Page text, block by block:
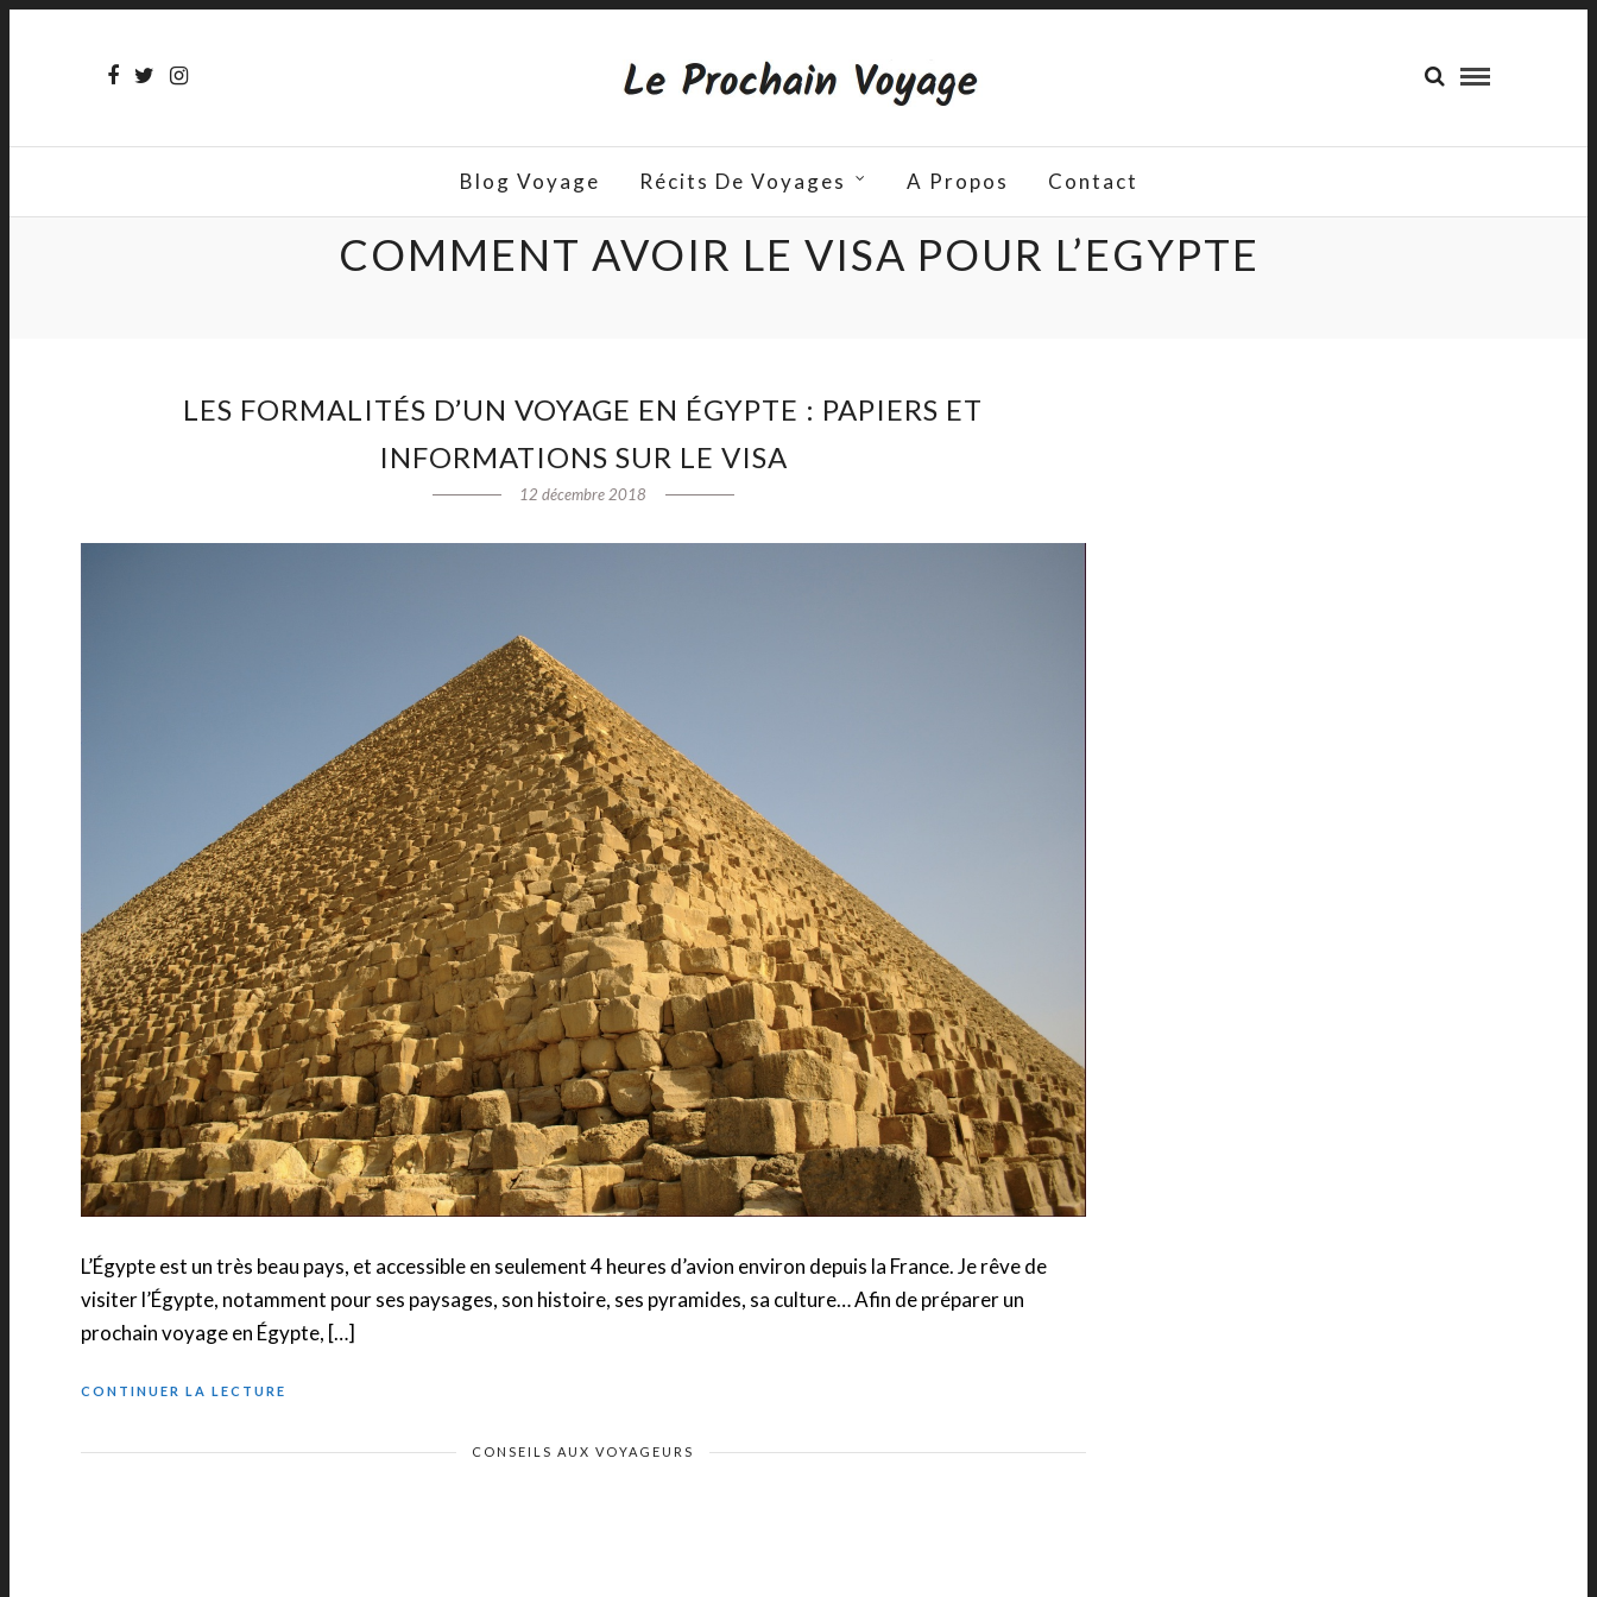
Blog Voyage Récits De Voyages A Propos Contact
COMMENT AVOIR LE VISA POUR L’EGYPTE
LES FORMALITÉS D’UN VOYAGE EN ÉGYPTE : PAPIERS ET
INFORMATIONS SUR LE VISA
12 décembre 2018
L’Égypte est un très beau pays, et accessible en seulement 4 heures d’avion environ depuis la France. Je rêve de
visiter l’Égypte, notamment pour ses paysages, son histoire, ses pyramides, sa culture… Afin de préparer un
prochain voyage en Égypte, […]
CONTINUER LA LECTURE
CONSEILS AUX VOYAGEURS